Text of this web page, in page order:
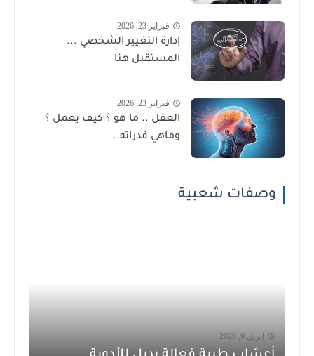
فبراير 23, 2026
إدارة التغيير الشخصي ...
المستقبل هنا
فبراير 23, 2026
العقل .. ما هو ؟ كيف يعمل ؟
وماهي قدراته...
وصفات شعبية
إبريل 9, 2026